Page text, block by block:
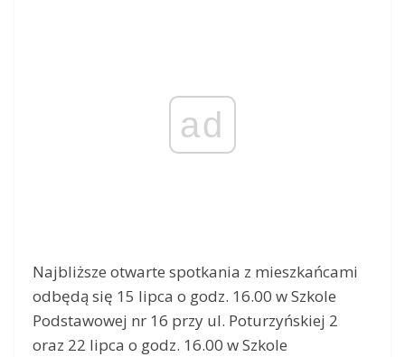
ad
Najbliższe otwarte spotkania z mieszkańcami
odbędą się 15 lipca o godz. 16.00 w Szkole
Podstawowej nr 16 przy ul. Poturzyńskiej 2
oraz 22 lipca o godz. 16.00 w Szkole